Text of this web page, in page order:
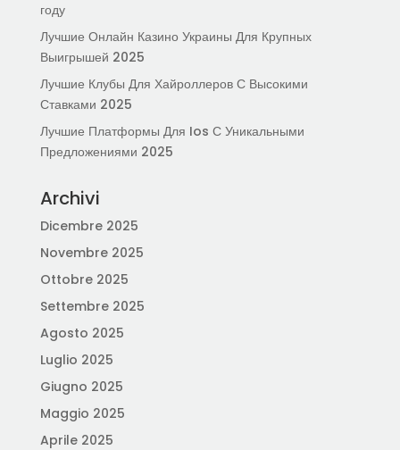
году
Лучшие Онлайн Казино Украины Для Крупных
Выигрышей 2025
Лучшие Клубы Для Хайроллеров С Высокими
Ставками 2025
Лучшие Платформы Для Ios С Уникальными
Предложениями 2025
Archivi
Dicembre 2025
Novembre 2025
Ottobre 2025
Settembre 2025
Agosto 2025
Luglio 2025
Giugno 2025
Maggio 2025
Aprile 2025